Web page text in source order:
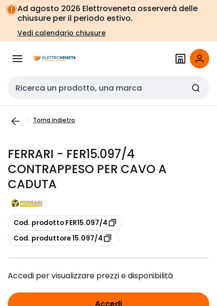
Vai alla
navigazione
Vai
alla
pagina
Ad agosto 2026 Elettroveneta osserverà delle
chiusure per il periodo estivo.
Vedi calendario chiusure
Cerca input
Torna indietro
FERRARI - FER15.097/4
CONTRAPPESO PER CAVO A
CADUTA
copia
Cod. prodotto FER15.097/4
copia
Cod. produttore 15.097/4
Accedi per visualizzare prezzi e disponibilità